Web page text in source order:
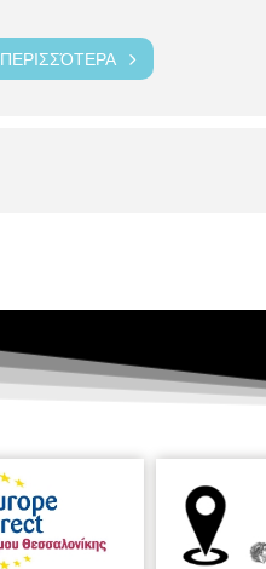
ΠΕΡΙΣΣΌΤΕΡΑ